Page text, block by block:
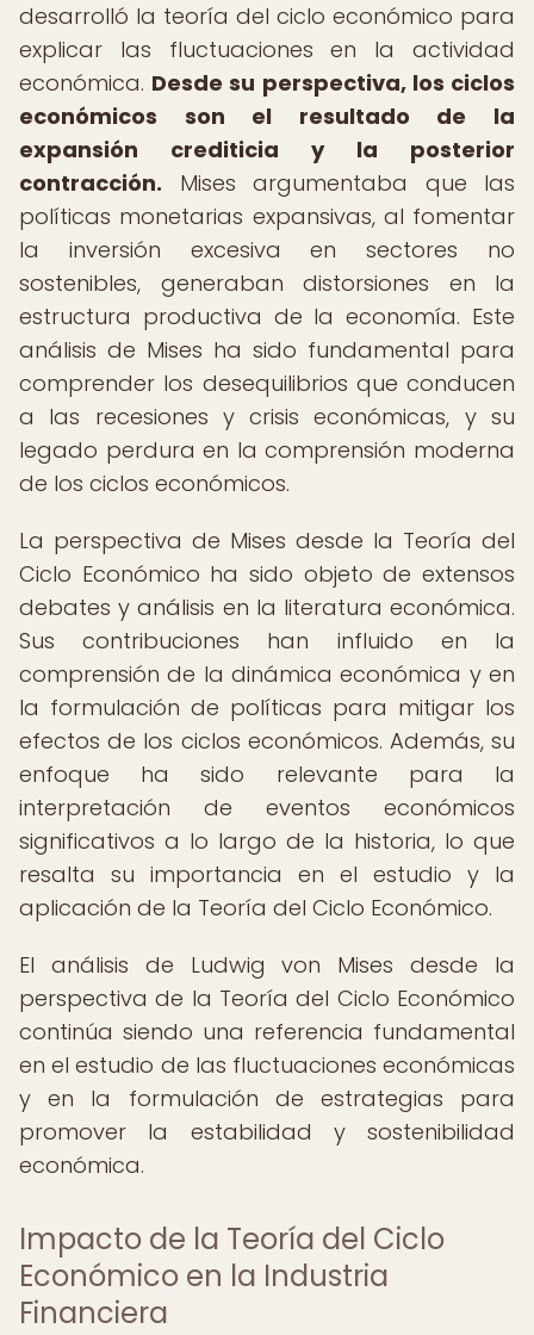
desarrolló la teoría del ciclo económico para
explicar las fluctuaciones en la actividad
económica. Desde su perspectiva, los ciclos
económicos son el resultado de la
expansión crediticia y la posterior
contracción. Mises argumentaba que las
políticas monetarias expansivas, al fomentar
la inversión excesiva en sectores no
sostenibles, generaban distorsiones en la
estructura productiva de la economía. Este
análisis de Mises ha sido fundamental para
comprender los desequilibrios que conducen
a las recesiones y crisis económicas, y su
legado perdura en la comprensión moderna
de los ciclos económicos.
La perspectiva de Mises desde la Teoría del
Ciclo Económico ha sido objeto de extensos
debates y análisis en la literatura económica.
Sus contribuciones han influido en la
comprensión de la dinámica económica y en
la formulación de políticas para mitigar los
efectos de los ciclos económicos. Además, su
enfoque ha sido relevante para la
interpretación de eventos económicos
significativos a lo largo de la historia, lo que
resalta su importancia en el estudio y la
aplicación de la Teoría del Ciclo Económico.
El análisis de Ludwig von Mises desde la
perspectiva de la Teoría del Ciclo Económico
continúa siendo una referencia fundamental
en el estudio de las fluctuaciones económicas
y en la formulación de estrategias para
promover la estabilidad y sostenibilidad
económica.
Impacto de la Teoría del Ciclo
Económico en la Industria
Financiera